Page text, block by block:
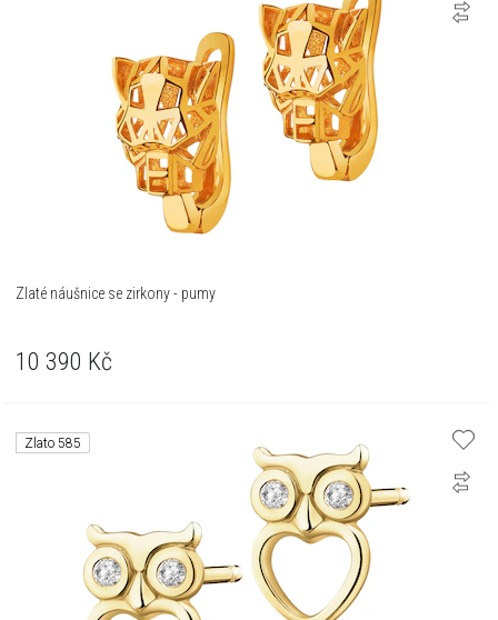
Zlaté náušnice se zirkony - pumy
10 390 Kč
Zlato 585